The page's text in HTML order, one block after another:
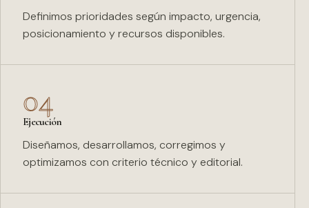
Definimos prioridades según impacto, urgencia,
posicionamiento y recursos disponibles.
04
Ejecución
Diseñamos, desarrollamos, corregimos y
optimizamos con criterio técnico y editorial.